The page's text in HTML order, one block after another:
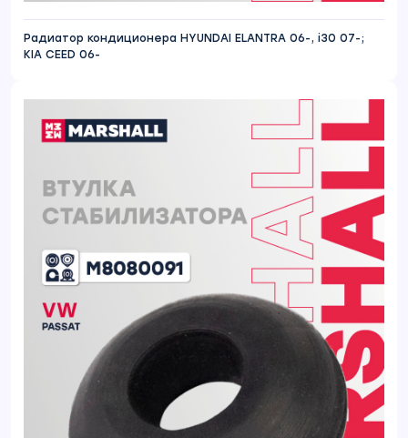
Радиатор кондиционера HYUNDAI ELANTRA 06-, i30 07-;
KIA CEED 06-